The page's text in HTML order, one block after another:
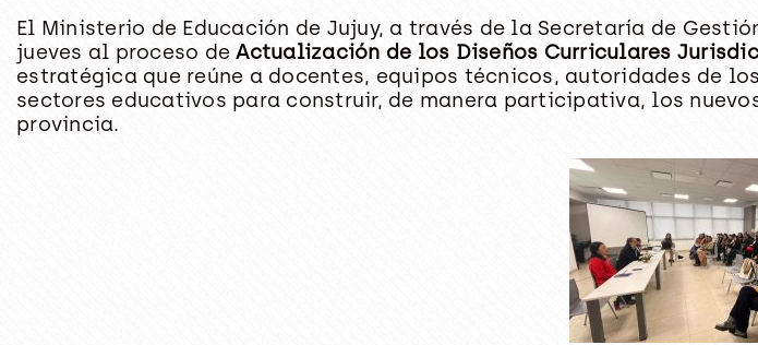
El Ministerio de Educación de Jujuy, a través de la Secretaría de
jueves al proceso deActualización de los Diseños Curriculares
estratégica que reúne a docentes, equipos técnicos, autoridades de
sectores educativos para construir, de manera participativa, los
provincia.